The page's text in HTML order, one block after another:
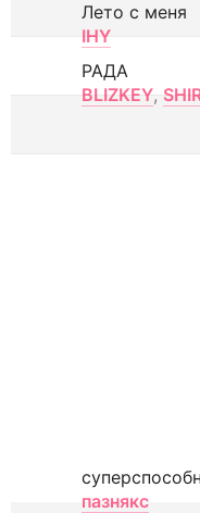
Лето с меня
IHY
РАДА
BLIZKEY,
пазнякс